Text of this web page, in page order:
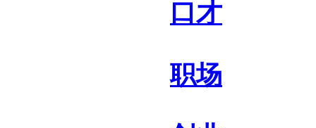
口才
职场